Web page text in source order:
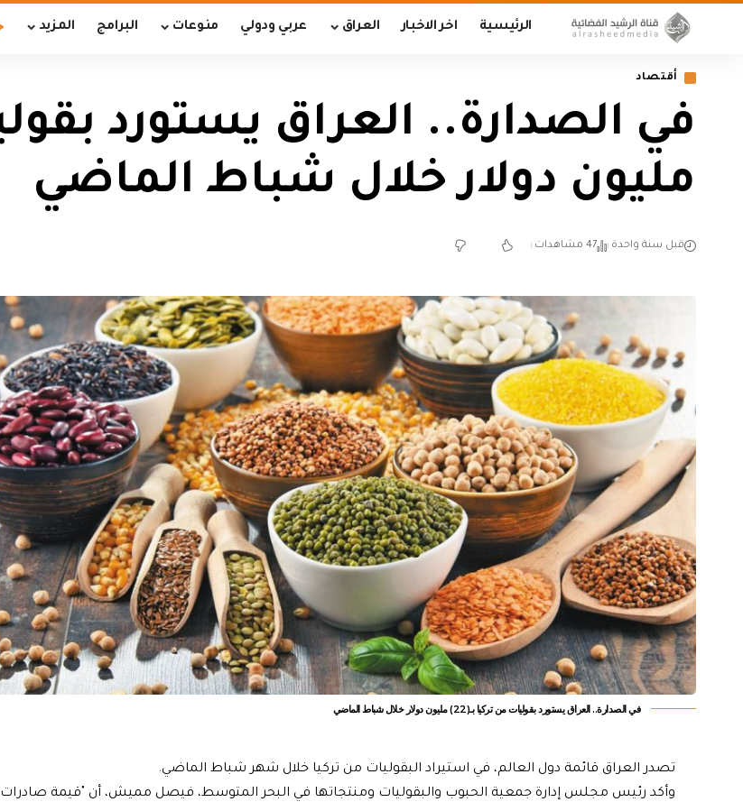
الرئيسية اخر الاخبار العراق عربي ودولي منوعات البرامج المزيد
أقتصاد
مليون دولار خلال شباط الماضي
قبل سنة واحدة 47 مشاهدات
في الصدارة.. العراق يستورد بقوليات من تركيا بـ(22) مليون دولار خلال شباط الماضي
تصدر العراق قائمة دول العالم، في استيراد البقوليات من تركيا خلال شهر شباط الماضي.
وأكد رئيس مجلس إدارة جمعية الحبوب والبقوليات ومنتجاتها في البحر المتوسط، فيصل مميش، أن "قيمة صادرات